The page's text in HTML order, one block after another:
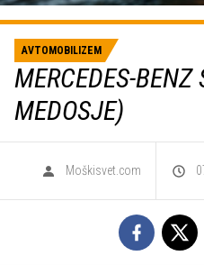
AVTOMOBILIZEM
MERCEDES-
MEDOSJE)
Moškisvet.com